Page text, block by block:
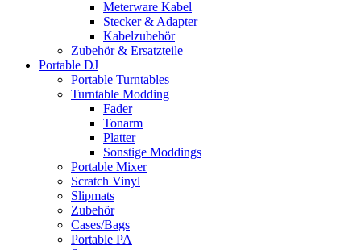
Meterware Kabel
Stecker & Adapter
Kabelzubehör
Zubehör & Ersatzteile
Portable DJ
Portable Turntables
Turntable Modding
Fader
Tonarm
Platter
Sonstige Moddings
Portable Mixer
Scratch Vinyl
Slipmats
Zubehör
Cases/Bags
Portable PA